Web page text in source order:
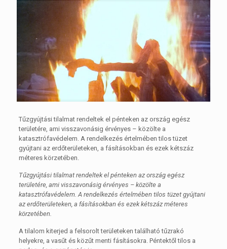
Tűzgyújtási tilalmat rendeltek el pénteken az ország egész
területére, ami visszavonásig érvényes – közölte a
katasztrófavédelem. A rendelkezés értelmében tilos tüzet
gyújtani az erdőterületeken, a fásításokban és ezek kétszáz
méteres körzetében.
Tűzgyújtási tilalmat rendeltek el pénteken az ország egész
területére, ami visszavonásig érvényes – közölte a
katasztrófavédelem. A rendelkezés értelmében tilos tüzet gyújtani
az erdőterületeken, a fásításokban és ezek kétszáz méteres
körzetében.
A tilalom kiterjed a felsorolt területeken található tűzrakó
helyekre, a vasűt és közűt menti fásításokra. Péntektől tilos a